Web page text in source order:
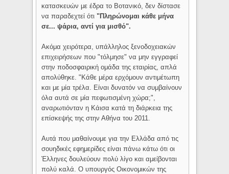
κατασκευών με έδρα το Βοτανικό, δεν δίστασε
να παραδεχτεί ότι "Πληρώνομαι κάθε μήνα
σε... ψάρια, αντί για μισθό".
Ακόμα χειρότερα, υπάλληλος ξενοδοχειακών
επιχειρήσεων που "τόλμησε" να μην εγγραφεί
στην ποδοσφαιρική ομάδα της εταιρίας, απλά
απολύθηκε. "Κάθε μέρα ερχόμουν αντιμέτωπη
και με μία τρέλα. Είναι δυνατόν να συμβαίνουν
όλα αυτά σε μία πεφωτισμένη χώρα;",
αναρωτιόνταν η Κάισα κατά τη διάρκεια της
επίσκεψής της στην Αθήνα του 2011.
Αυτά που μαθαίνουμε για την Ελλάδα από τις
σουηδικές εφημερίδες είναι πάνω κάτω ότι οι
Έλληνες δουλεύουν πολύ λίγο και αμείβονται
πολύ καλά. Ο υπουργός Οικονομικών της